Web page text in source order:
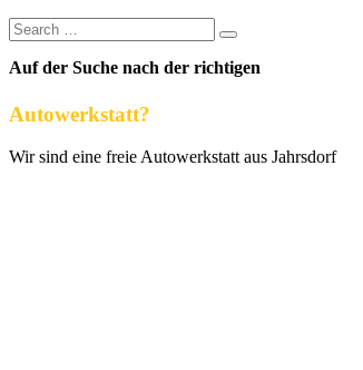
Auf der Suche nach der richtigen
Autowerkstatt?
Wir sind eine freie Autowerkstatt aus Jahrsdorf